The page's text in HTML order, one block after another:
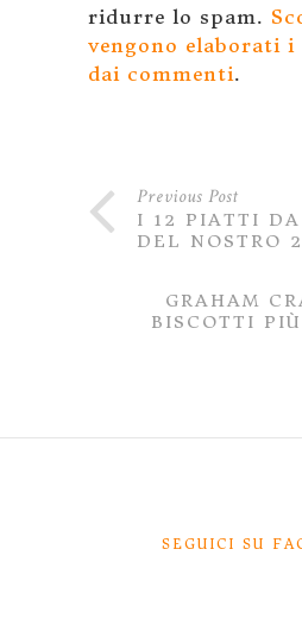
ridurre lo spam.
vengono elaborati
dai commenti.
Previous Post
I 12 PIATTI DA
DEL NOSTRO
GRAHAM
BISCOTTI
SEGUICI SU